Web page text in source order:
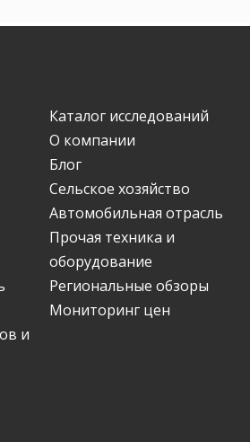
Каталог исследований
О компании
Блог
Сельское хозяйство
Автомобильная отрасль
Прочая техника и
оборудование
Региональные обзоры
Мониторинг цен
и